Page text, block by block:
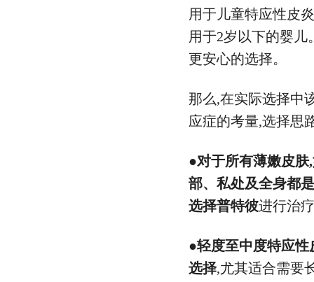
用于儿童特应性皮
用于2岁以下的婴
更安心的选择。
那么,在实际选择中
应症的考量,选择思
●对于所有薄嫩皮
部、私处及全身都
选择普特彼进行治
●轻度至中度特应
选择,尤其适合需要